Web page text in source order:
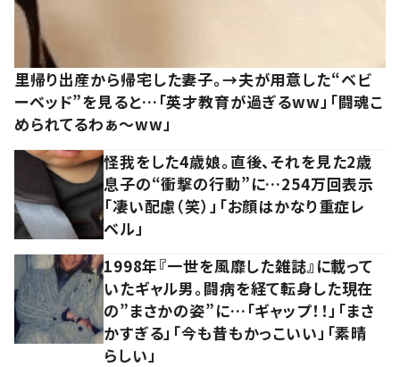
里帰り出産から帰宅した妻子。→夫が用意した“ベビ
ーベッド”を見ると…「英才教育が過ぎるww」「闘魂こ
められてるわぁ～ww」
怪我をした4歳娘。直後、それを見た2歳
息子の“衝撃の行動”に…254万回表示
「凄い配慮（笑）」「お顔はかなり重症レ
ベル」
1998年『一世を風靡した雑誌』に載って
いたギャル男。闘病を経て転身した現在
の”まさかの姿”に…「ギャップ！！」「まさ
かすぎる」「今も昔もかっこいい」「素晴
らしい」